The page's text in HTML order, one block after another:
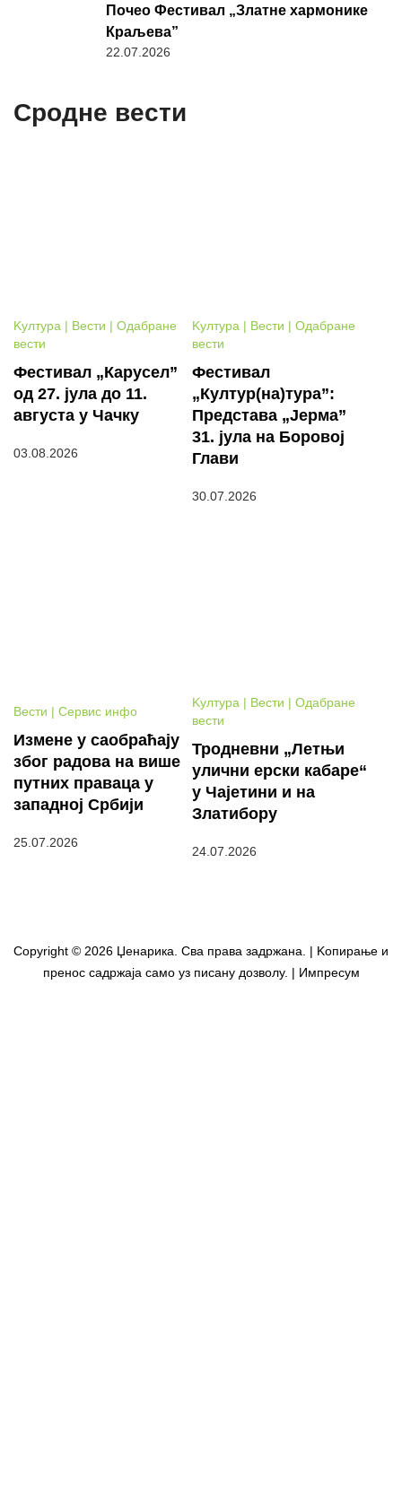
Почео Фестивал „Златне хармонике
Краљева”
22.07.2026
Сродне вести
Kултура | Вести | Одабране
вести
Фестивал „Карусел”
од 27. јула до 11.
августа у Чачку
03.08.2026
Kултура | Вести | Одабране
вести
Фестивал
„Култур(на)тура”:
Представа „Јерма”
31. јула на Боровој
Глави
30.07.2026
Вести | Сервис инфо
Измене у саобраћају
због радова на више
путних праваца у
западној Србији
25.07.2026
Kултура | Вести | Одабране
вести
Тродневни „Летњи
улични ерски кабаре“
у Чајетини и на
Златибору
24.07.2026
Copyright © 2026 Џенарика. Сва права задржана. | Kопирање и
пренос садржаја само уз писану дозволу. | Импресум